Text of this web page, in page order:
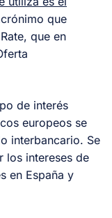
que
que en
de interés
europeos se
interbancario. Se
los intereses de
en España y